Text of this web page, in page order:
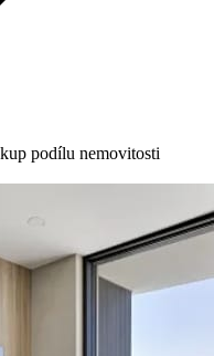
podílu nemovitosti